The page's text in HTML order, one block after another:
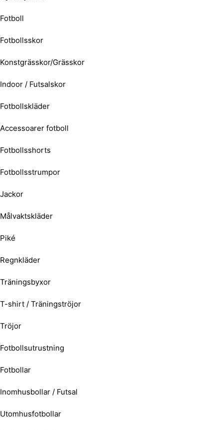
Fotboll
Fotbollsskor
Konstgrässkor/Grässkor
Indoor / Futsalskor
Fotbollskläder
Accessoarer fotboll
Fotbollsshorts
Fotbollsstrumpor
Jackor
Målvaktskläder
Piké
Regnkläder
Träningsbyxor
T-shirt / Träningströjor
Tröjor
Fotbollsutrustning
Fotbollar
Inomhusbollar / Futsal
Utomhusfotbollar